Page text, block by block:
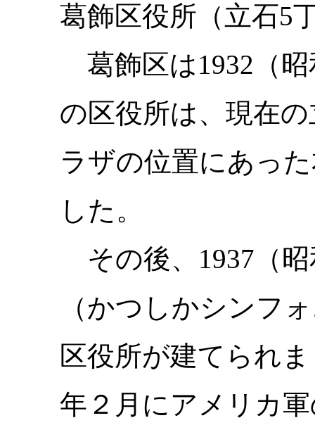
葛飾区役所（立石
葛飾区は1932（昭
の区役所は、現在
ラザの位置にあっ
した。
その後、1937（昭
（かつしかシンフ
区役所が建てられ
年２月にアメリカ